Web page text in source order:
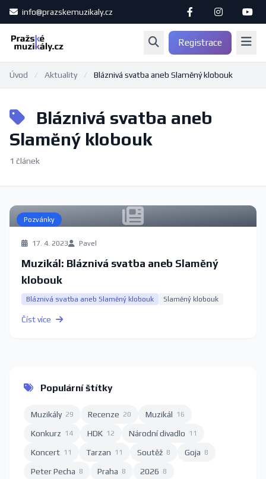
info@prazskemuzikaly.cz
Registrace
Úvod / Aktuality / Bláznivá svatba aneb Slaměný klobouk
Bláznivá svatba aneb
Slaměný klobouk
1 článek
Pozvánky
17. 4. 2023 Pavel
Muzikál: Bláznivá svatba aneb Slaměný
klobouk
Bláznivá svatba aneb Slaměný klobouk Slaměný klobouk
Číst více
Populární štítky
Muzikály 29 Recenze 20 Muzikál 16
Konkurz 14 HDK 12 Národní divadlo 11
Koncert 11 Tarzan 11 Soutěž 8 Goja 8
Peter Pecha 8 Praha 8 2026 8